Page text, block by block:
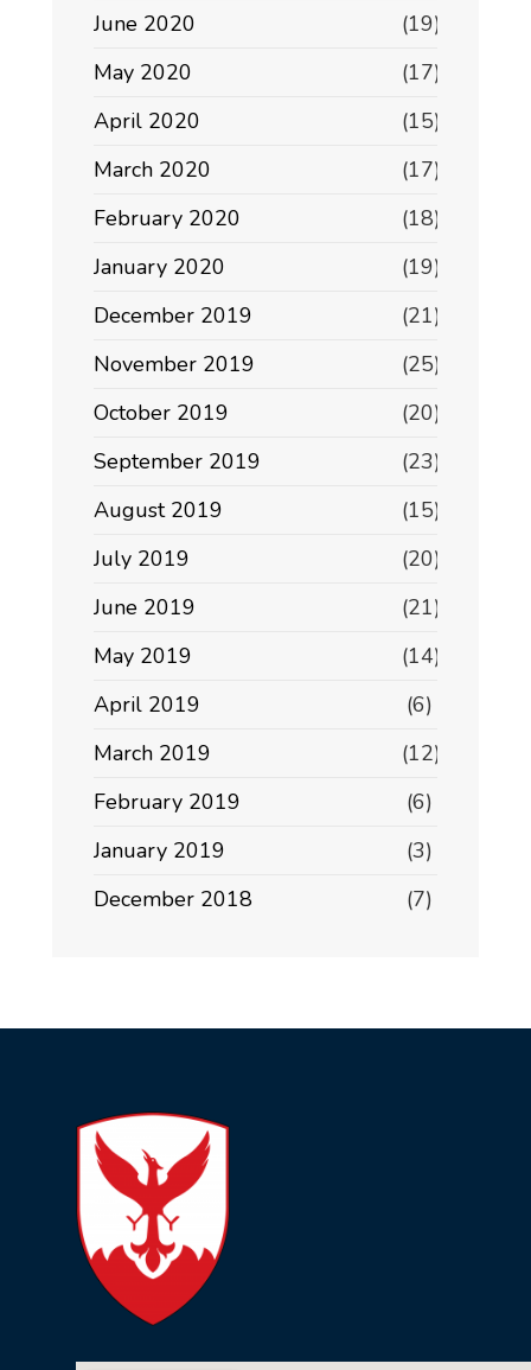
June 2020
(19)
May 2020
(17)
April 2020
(15)
March 2020
(17)
February 2020
(18)
January 2020
(19)
December 2019
(21)
November 2019
(25)
October 2019
(20)
September 2019
(23)
August 2019
(15)
July 2019
(20)
June 2019
(21)
May 2019
(14)
April 2019
(6)
March 2019
(12)
February 2019
(6)
January 2019
(3)
December 2018
(7)